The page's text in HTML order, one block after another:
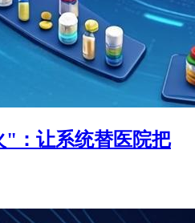
：让系统替医院把